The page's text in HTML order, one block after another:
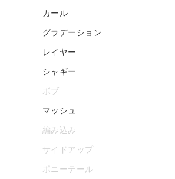
カール
グラデーション
レイヤー
シャギー
ボブ
マッシュ
編み込み
サイドアップ
ポニーテール